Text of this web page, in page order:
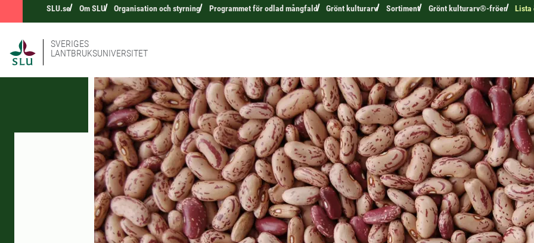
SLU.se Om SLU Organisation och styrning Programmet för odlad mångfald Grönt kulturarv Sortiment Grönt kulturarv®-fröer Lista
SVERIGES
LANTBRUKSUNIVERSITET